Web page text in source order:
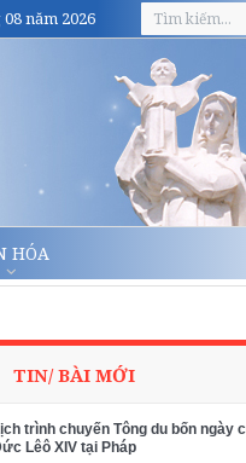
năm 2026
HÓA
TIN/ BÀI MỚI
trình chuyến Tông du bốn ngày
Lêô XIV tại Pháp